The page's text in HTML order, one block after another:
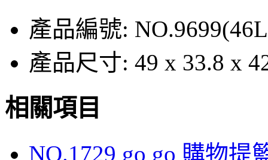
產品編號:
產品尺寸: 49 x 33.8 x
相關項目
NO.1729 go go 購物提